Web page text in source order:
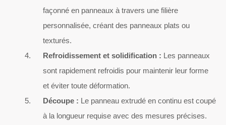
façonné en panneaux à travers une filière
personnalisée, créant des panneaux plats ou
texturés.
Refroidissement et solidification : Les panneaux
sont rapidement refroidis pour maintenir leur forme
et éviter toute déformation.
Découpe : Le panneau extrudé en continu est coupé
à la longueur requise avec des mesures précises.